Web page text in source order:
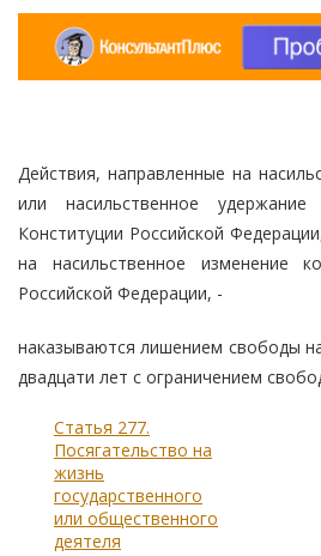
Действия, направленные на
или насильственное
Конституции Российской
на насильственное изменение
Российской Федерации, -
наказываются лишением свободы
двадцати лет с ограничением
Статья 277.
Посягательство на
жизнь
государственного
или общественного
деятеля